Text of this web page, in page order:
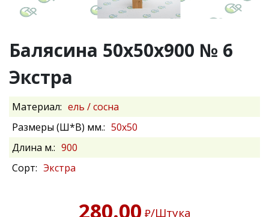
Балясина 50х50х900 № 6
Экстра
Материал: ель / сосна
Размеры (Ш*В) мм.: 50х50
Длина м.: 900
Сорт: Экстра
280.00 ₽/Штука